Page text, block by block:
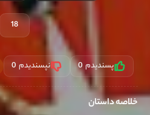
18
پسندیدم0 نپسندیدم 0
خلاصه داستان